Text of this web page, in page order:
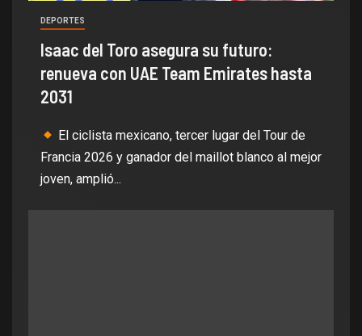
DEPORTES
Isaac del Toro asegura su futuro:
renueva con UAE Team Emirates hasta
2031
El ciclista mexicano, tercer lugar del Tour de
Francia 2026 y ganador del maillot blanco al mejor
joven, amplió...